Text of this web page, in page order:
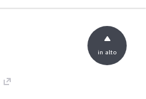
in alto